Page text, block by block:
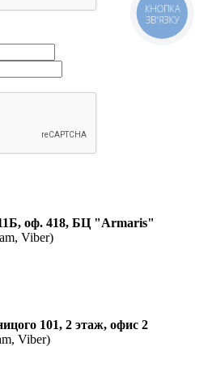
оф. 418, БЦ "Armaris"
Viber)
101, 2 этаж, офис 2
Viber)
КНОПКА
ЗВ'ЯЗКУ